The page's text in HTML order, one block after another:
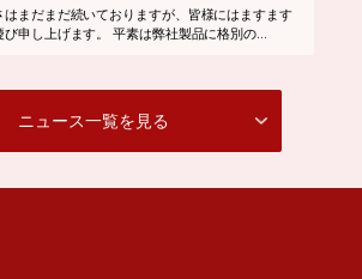
まだまだ続いておりますが、皆様にはますます
申し上げます。 平素は弊社製品に格別の...
ニュース一覧を見る